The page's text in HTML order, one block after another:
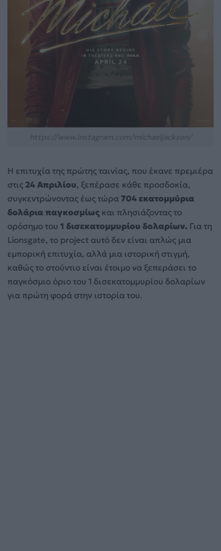
Η επιτυχία της πρώτης ταινίας, που έκανε πρεμιέρα
στις 24 Απριλίου, ξεπέρασε κάθε προσδοκία,
συγκεντρώνοντας έως τώρα 704 εκατομμύρια
δολάρια παγκοσμίως και πλησιάζοντας το
ορόσημο του 1 δισεκατομμυρίου δολαρίων. Για τη
Lionsgate, το project αυτό δεν είναι απλώς μια
εμπορική επιτυχία, αλλά μια ιστορική στιγμή,
καθώς το στούντιο είναι έτοιμο να ξεπεράσει το
παγκόσμιο όριο του 1 δισεκατομμυρίου δολαρίων
για πρώτη φορά στην ιστορία του.